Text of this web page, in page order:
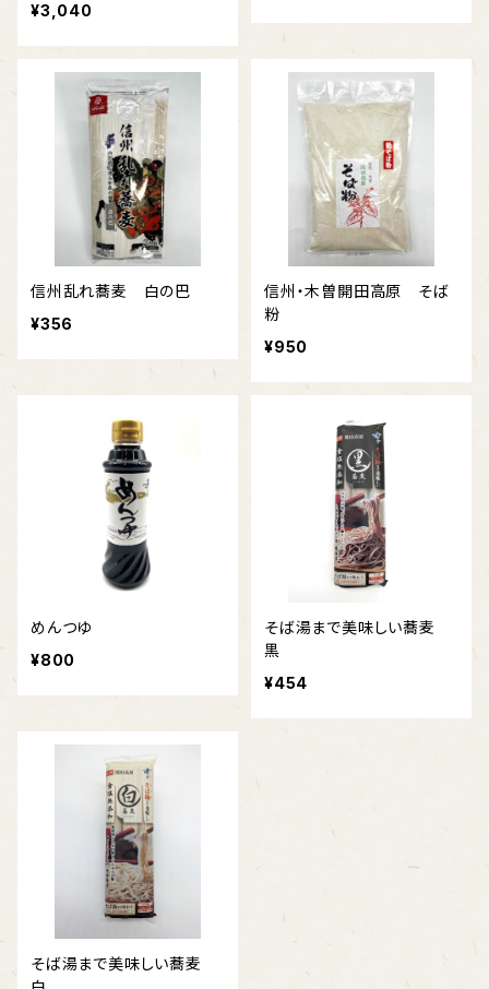
¥3,040
信州乱れ蕎麦 白の巴
¥356
信州・木曽開田高原 そば
粉
¥950
めんつゆ
¥800
そば湯まで美味しい蕎麦
黒
¥454
そば湯まで美味しい蕎麦